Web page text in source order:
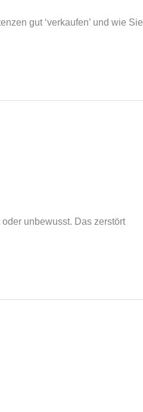
gut ‘verkaufen’ und wie Sie
unbewusst. Das zerstört